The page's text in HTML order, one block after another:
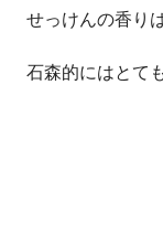
せっけんの香り
石森的にはとて